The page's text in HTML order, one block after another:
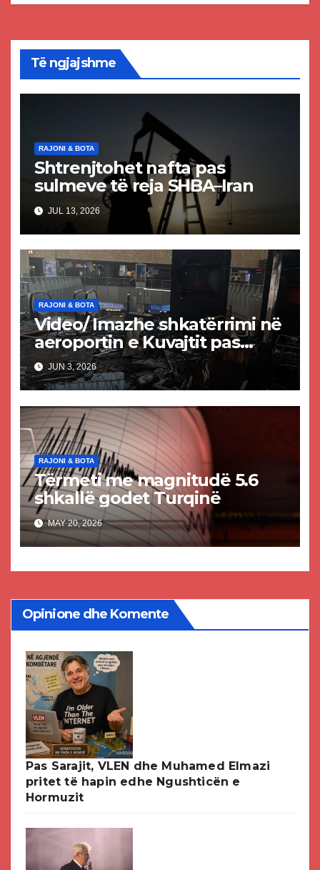
Të ngjajshme
RAJONI & BOTA
Shtrenjtohet nafta pas
sulmeve të reja SHBA–Iran
JUL 13, 2026
RAJONI & BOTA
Video/ Imazhe shkatërrimi në
aeroportin e Kuvajtit pas
sulmit iranian, një i vdekur
dhe shumë të plagosur
JUN 3, 2026
RAJONI & BOTA
Tërmeti me magnitudë 5.6
shkallë godet Turqinë
MAY 20, 2026
Opinione dhe Komente
Pas Sarajit, VLEN dhe Muhamed Elmazi
pritet të hapin edhe Ngushticën e
Hormuzit